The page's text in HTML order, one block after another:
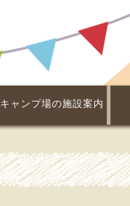
キャンプ場の施設案内